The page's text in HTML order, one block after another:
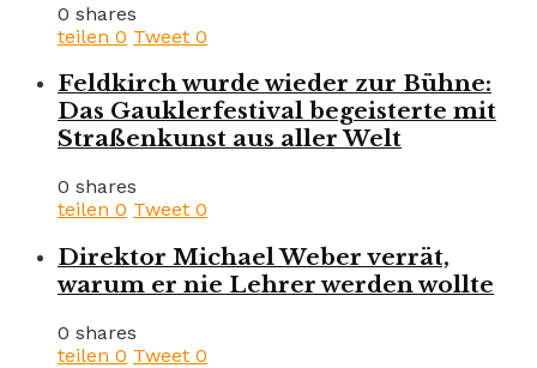
0 shares
teilen 0 Tweet 0
Feldkirch wurde wieder zur Bühne:
Das Gauklerfestival begeisterte mit
Straßenkunst aus aller Welt
0 shares
teilen 0 Tweet 0
Direktor Michael Weber verrät,
warum er nie Lehrer werden wollte
0 shares
teilen 0 Tweet 0